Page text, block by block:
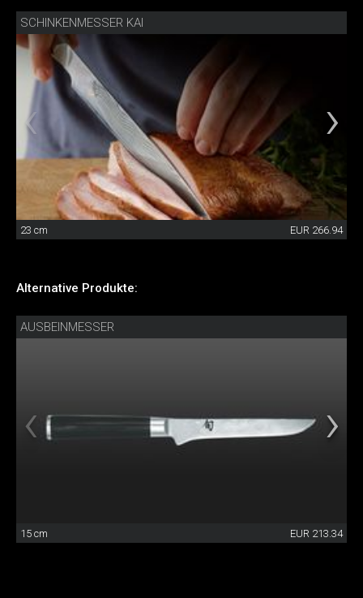
SCHINKENMESSER KAI
23 cm EUR 266.94
Alternative Produkte:
AUSBEINMESSER
15 cm EUR 213.34